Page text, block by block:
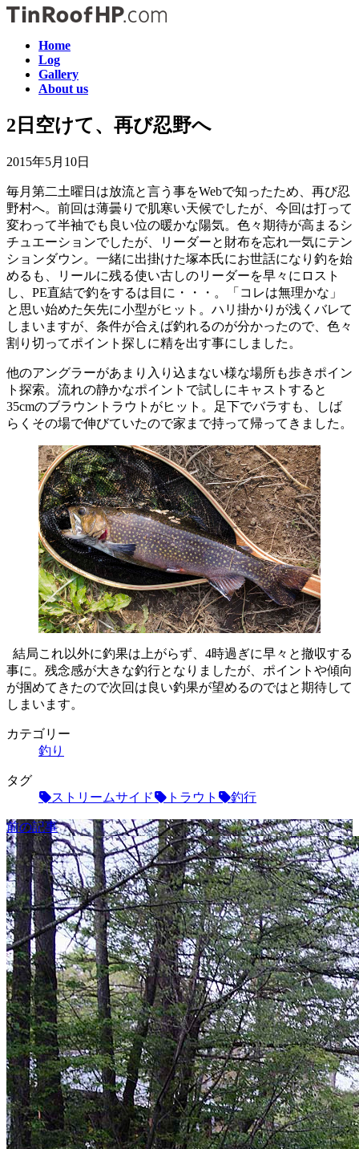
コ
キ
プ
ナ
に
動
Home
Log
Gallery
About us
2日空けて、再び忍野へ
2015年5月10日
毎月第二土曜日は放流と言う事をWebで知ったため、再び忍
野村へ。前回は薄曇りで肌寒い天候でしたが、今回は打って
変わって半袖でも良い位の暖かな陽気。色々期待が高まるシ
チュエーションでしたが、リーダーと財布を忘れ一気にテン
ションダウン。一緒に出掛けた塚本氏にお世話になり釣を始
めるも、リールに残る使い古しのリーダーを早々にロスト
し、PE直結で釣をするは目に・・・。「コレは無理かな」
と思い始めた矢先に小型がヒット。ハリ掛かりが浅くバレて
しまいますが、条件が合えば釣れるのが分かったので、色々
割り切ってポイント探しに精を出す事にしました。
他のアングラーがあまり入り込まない様な場所も歩きポイン
ト探索。流れの静かなポイントで試しにキャストすると
35cmのブラウントラウトがヒット。足下でバラすも、しば
らくその場で伸びていたので家まで持って帰ってきました。
結局これ以外に釣果は上がらず、4時過ぎに早々と撤収する
事に。残念感が大きな釣行となりましたが、ポイントや傾向
が掴めてきたので次回は良い釣果が望めるのではと期待して
しまいます。
カテゴリー
釣り
タグ
ストリームサイド
トラウト 釣行
前の記事